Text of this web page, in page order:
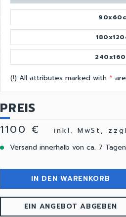
(!) All attributes marked with *
PREIS
1100 €
inkl. MwSt,
Versand innerhalb von ca. 7 Tagen
IN DEN WARENKORB
EIN ANGEBOT ABGEBEN